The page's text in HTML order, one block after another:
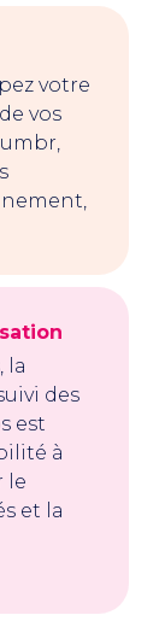
votre
vos
la
des
est
à
le
et la